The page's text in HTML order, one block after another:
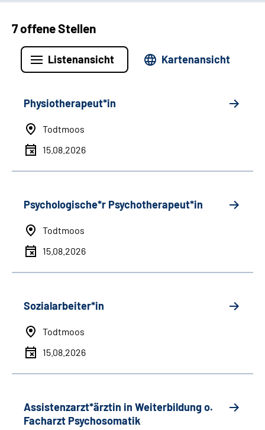
7 offene Stellen
Listenansicht Kartenansicht
Physiotherapeut*in
Todtmoos
15.08.2026
Psychologische*r Psychotherapeut*in
Todtmoos
15.08.2026
Sozialarbeiter*in
Todtmoos
15.08.2026
Assistenzarzt*ärztin in Weiterbildung o.
Facharzt Psychosomatik